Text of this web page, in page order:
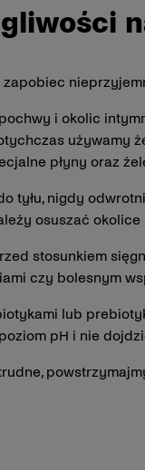
zapobiec
i okolic
używamy
płyny oraz
tyłu, nigdy
osuszać
stosunkiem
czy bolesnym
lub
pH i nie